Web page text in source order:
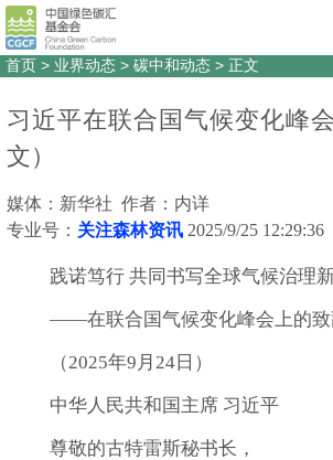
首页 > 业界动态 > 碳中和动态 > 正文
习近平在联合国气候变化峰
文）
媒体：新华社 作者：内详
专业号： 关注森林资讯 2025/9/25 12:29:36
践诺笃行 共同书写全球气候治理
——在联合国气候变化峰会上的
（2025年9月24日）
中华人民共和国主席 习近平
尊敬的古特雷斯秘书长，